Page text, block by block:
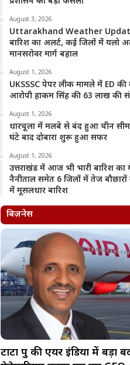
August 3, 2026
Uttarakhand Weather
बारिश का अलर्ट, कई जिलों में यलो
मानसरोवर मार्ग बहाल
August 1, 2026
UKSSSC पेपर लीक मामले में ED की
आरोपी हाकम सिंह की 63 लाख की
August 1, 2026
धारचूला में मलबे से बंद हुआ चीन
घंटे बाद दोबारा शुरू हुआ सफर
August 1, 2026
उत्तराखंड में आज भी भारी बारिश का
नैनीताल समेत 6 जिलों में तेज बौछारों
में मूसलधार बारिश
बिज़नेस
टाटा ग्रुप की एयर इंडिया में बड़ा